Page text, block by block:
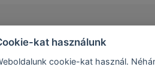
kat használunk
cookie-kat használ.